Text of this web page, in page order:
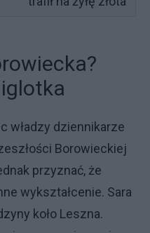
władzy dziennikarze
Borowieckiej
przyznać, że
wykształcenie. Sara
koło Leszna.